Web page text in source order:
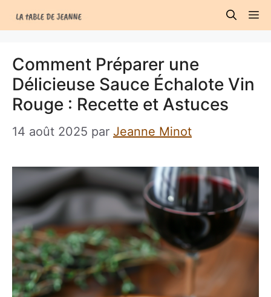
au
Comment Préparer une
Délicieuse Sauce Échalote Vin
Rouge : Recette et Astuces
14 août 2025 par Jeanne Minot